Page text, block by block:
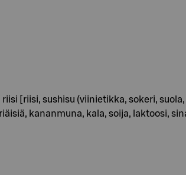
[riisi, sushisu (viinietikka, sokeri,
kananmuna, kala, soija, laktoosi,